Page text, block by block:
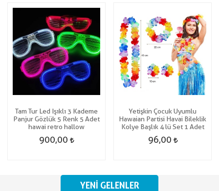
Tam Tur Led Işıklı 3 Kademe
Panjur Gözlük 5 Renk 5 Adet
hawai retro hallow
900,00
Yetişkin Çocuk Uyumlu
Hawaian Partisi Havai Bileklik
Kolye Başlık 4 lü Set 1 Adet
96,00
YENI GELENLER